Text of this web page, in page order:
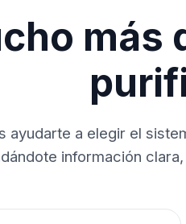
más
ayudarte a elegir el
información